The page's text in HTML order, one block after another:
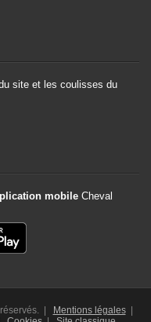
site et les coulisses du
mobile Cheval
réservés. | Mentions légales|